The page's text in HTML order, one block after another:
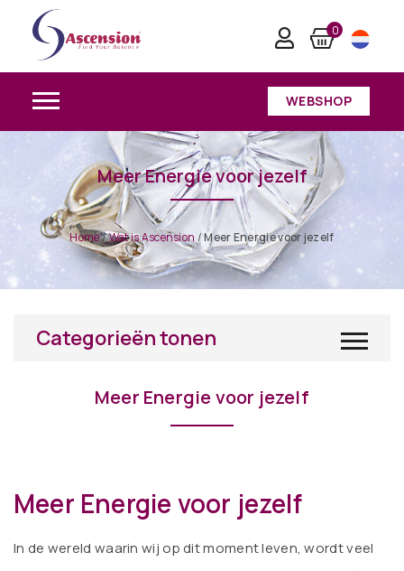
0
WEBSHOP
Meer Energie voor jezelf
Home/Wat is Ascension /Meer Energie voor jezelf
Categorieën tonen
Meer Energie voor jezelf
Meer Energie voor jezelf
In de wereld waarin wij op dit moment leven, wordt veel